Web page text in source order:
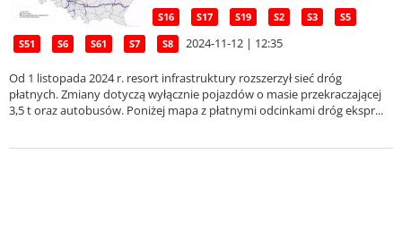
S16 S17 S19 S2 S3 S5
S51 S6 S61 S7 S8 2024-11-12 | 12:35
Od 1 listopada 2024 r. resort infrastruktury rozszerzył sieć dróg
płatnych. Zmiany dotyczą wyłącznie pojazdów o masie przekraczającej
3,5 t oraz autobusów. Poniżej mapa z płatnymi odcinkami dróg ekspr...